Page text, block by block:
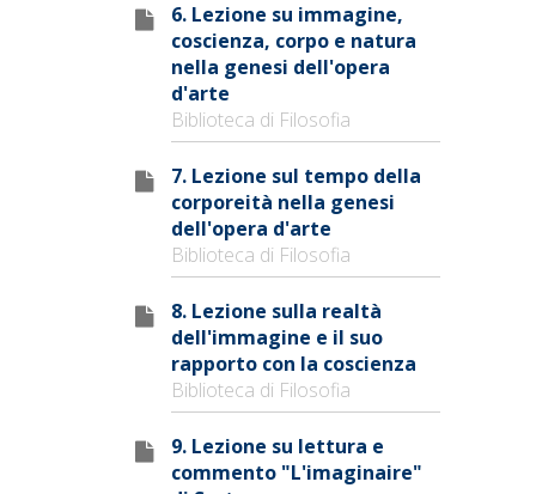
6. Lezione su immagine,
coscienza, corpo e natura
nella genesi dell'opera
d'arte
Biblioteca di Filosofia
7. Lezione sul tempo della
corporeità nella genesi
dell'opera d'arte
Biblioteca di Filosofia
8. Lezione sulla realtà
dell'immagine e il suo
rapporto con la coscienza
Biblioteca di Filosofia
9. Lezione su lettura e
commento "L'imaginaire"